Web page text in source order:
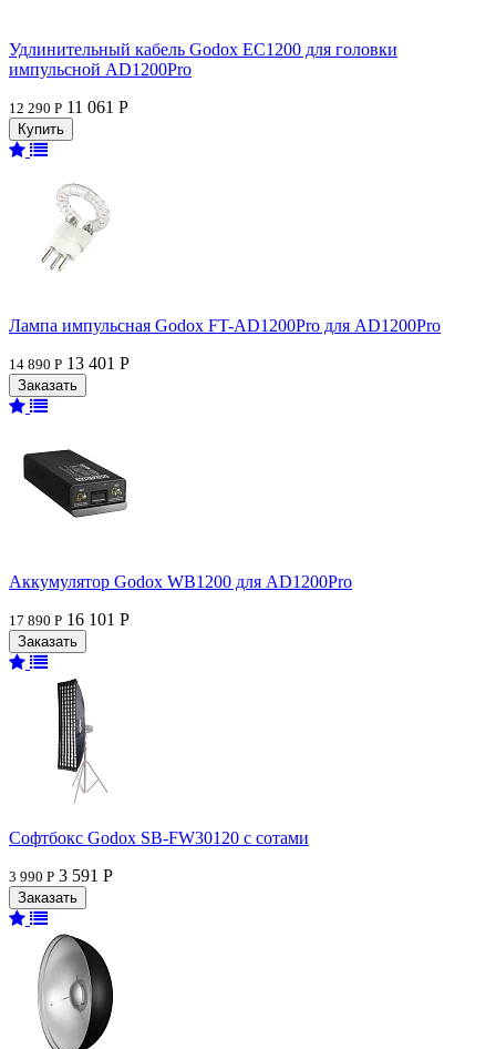
Удлинительный кабель Godox EC1200 для головки
импульсной AD1200Pro
12 290 Р 11 061 Р
Лампа импульсная Godox FT-AD1200Pro для AD1200Pro
14 890 Р 13 401 Р
Аккумулятор Godox WB1200 для AD1200Pro
17 890 Р 16 101 Р
Софтбокс Godox SB-FW30120 с сотами
3 990 Р 3 591 Р